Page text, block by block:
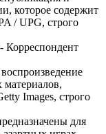
которое содержит
/ UPG, строго
Корреспондент
Images, строго
для